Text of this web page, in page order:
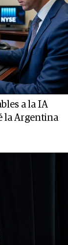
a la IA
la Argentina